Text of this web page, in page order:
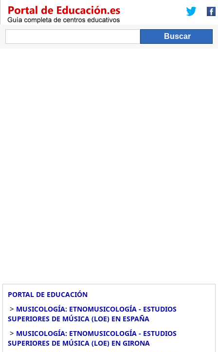
PORTAL DE EDUCACIÓN
> MUSICOLOGÍA: ETNOMUSICOLOGÍA - ESTUDIOS
SUPERIORES DE MÚSICA (LOE) EN ESPAÑA
> MUSICOLOGÍA: ETNOMUSICOLOGÍA - ESTUDIOS
SUPERIORES DE MÚSICA (LOE) EN GIRONA